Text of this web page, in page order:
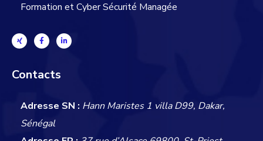
Formation et Cyber Sécurité Managée
Contacts
Adresse SN : Hann Maristes 1 villa D99, Dakar,
Sénégal